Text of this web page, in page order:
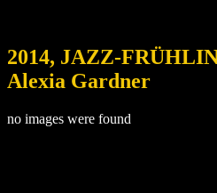
2014, JAZZ-
Alexia Gardner
no images were found